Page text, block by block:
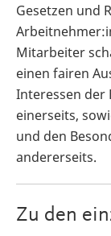
Gesetzen und
Mitarbeiter
einen fairen
Interessen der
einerseits,
und den
andererseits.
Zu den